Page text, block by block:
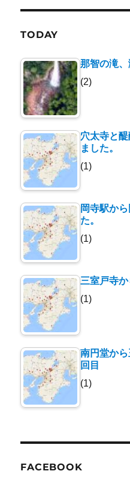
TODAY
那智の滝
(2)
穴太寺と
ました。
(1)
岡寺駅か
た。
(1)
三室戸寺か
(1)
南円堂か
回目
(1)
FACEBOOK